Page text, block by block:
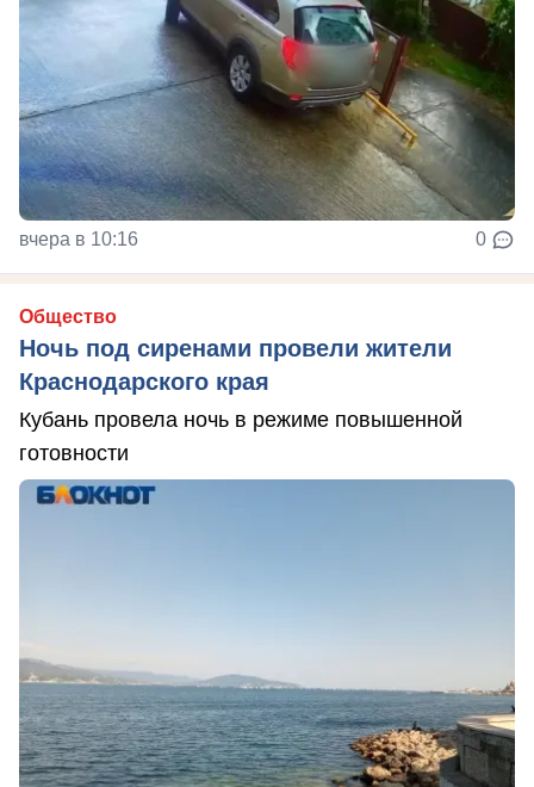
вчера в 10:16 0
Общество
Ночь под сиренами провели жители
Краснодарского края
Кубань провела ночь в режиме повышенной
готовности